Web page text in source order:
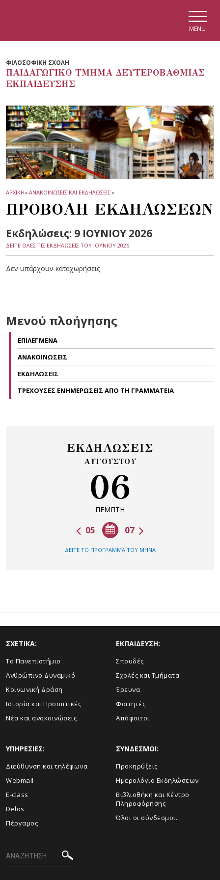
MENU
ΦΙΛΟΣΟΦΙΚΗ ΣΧΟΛΗ
ΠΑΙΔΑΓΩΓΙΚΟ ΤΜΗΜΑ ΔΕΥΤΕΡΟΒΑΘΜΙΑΣ
ΕΚΠΑΙΔΕΥΣΗΣ
ΑΡΧΙΚΗ» ΑΝΑΚΟΙΝΩΣΕΙΣ ΚΑΙ ΕΚΔΗΛΩΣΕΙΣ»
ΠΡΟΒΟΛΗ ΕΚΔΗΛΩΣΕΩΝ
Εκδηλώσεις: 9 ΙΟΥΝΙΟΥ 2026
ΔΕΙΤΕ ΟΛΕΣ ΤΙΣ ΕΚΔΗΛΩΣΕΙΣ ΤΟΥ ΙΟΥΝΙΟΥ 2026
Δεν υπάρχουν καταχωρήσεις
Μενού πλοήγησης
ΕΠΙΛΕΓΜΕΝΑ
ΑΝΑΚΟΙΝΩΣΕΙΣ
ΕΚΔΗΛΩΣΕΙΣ
ΤΡΕΧΟΥΣΕΣ ΕΝΗΜΕΡΩΣΕΙΣ ΑΠΟ ΤΗ ΓΡΑΜΜΑΤΕΙΑ
ΕΚΔΗΛΩΣΕΙΣ
ΑΥΓΟΥΣΤΟΥ
06
ΠΕΜΠΤΗ
07
05
ΔΕΙΤΕ ΤΟ ΠΡΟΓΡΑΜΜΑ ΤΟΥ ΜΗΝΑ
ΣΧΕΤΙΚΑ:
Το Πανεπιστήμιο
Ανθρώπινο Δυναμικό
Κοινωνική Δράση
Ιστορία και Προοπτικές
Νέα και ανακοινώσεις
ΕΚΠΑΙΔΕΥΣΗ:
Σπουδές
Σχολές και Τμήματα
Έρευνα
Φοιτητές
Απόφοιτοι
ΥΠΗΡΕΣΙΕΣ:
Διεύθυνση και τηλέφωνα
Webmail
E-class
Delos
Πέργαμος
ΣΥΝΔΕΣΜΟΙ:
Προκηρύξεις
Ημερολόγιο Εκδηλώσεων
Βιβλιοθήκη και Κέντρο
Πληροφόρησης
Όλοι οι σύνδεσμοι...